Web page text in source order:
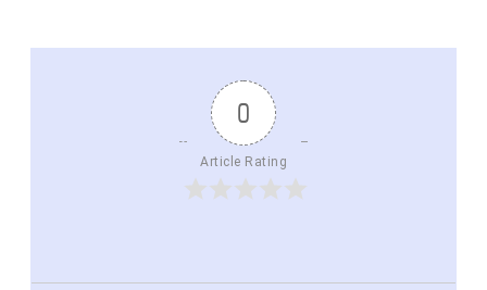
0
Article Rating